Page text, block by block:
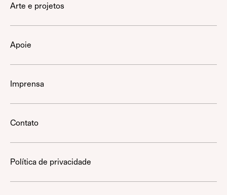
Arte e projetos
Apoie
Imprensa
Contato
Política de privacidade